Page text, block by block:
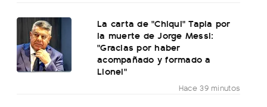
La carta de "Chiqui" Tapia por
la muerte de Jorge Messi:
"Gracias por haber
acompañado y formado a
Lionel"
Hace 39 minutos